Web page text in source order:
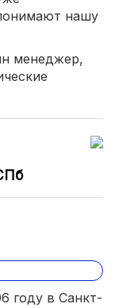
нашу
менеджер,
году в Санкт-